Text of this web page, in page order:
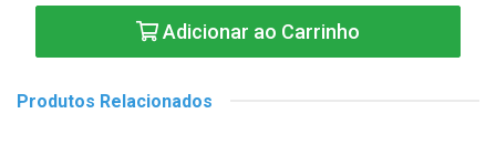
Adicionar ao Carrinho
Produtos Relacionados